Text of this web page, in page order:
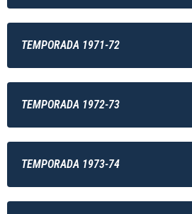
TEMPORADA 1971-72
TEMPORADA 1972-73
TEMPORADA 1973-74